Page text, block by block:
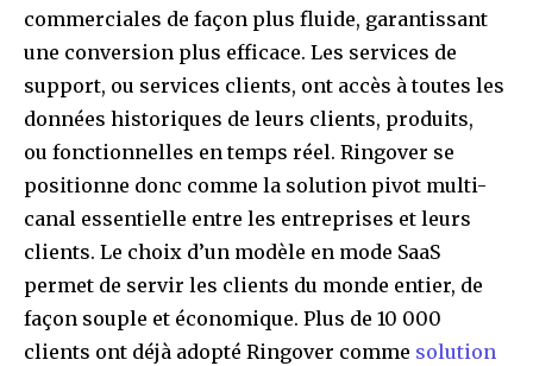
commerciales de façon plus fluide, garantissant
une conversion plus efficace. Les services de
support, ou services clients, ont accès à toutes les
données historiques de leurs clients, produits,
ou fonctionnelles en temps réel. Ringover se
positionne donc comme la solution pivot multi-
canal essentielle entre les entreprises et leurs
clients. Le choix d’un modèle en mode SaaS
permet de servir les clients du monde entier, de
façon souple et économique. Plus de 10 000
clients ont déjà adopté Ringover comme solution